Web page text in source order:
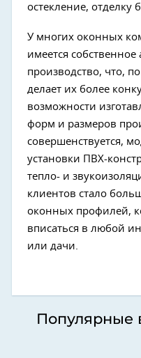
остекление, отделку
У многих оконных
имеется
производство, что,
делает их более
возможности
форм и размеров
совершенствуется,
установки ПВХ-
тепло- и
клиентов стало
оконных профилей,
вписаться в любой
или дачи.
Популярные